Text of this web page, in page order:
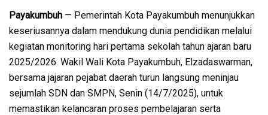
Payakumbuh — Pemerintah Kota Payakumbuh menunjukkan
keseriusannya dalam mendukung dunia pendidikan melalui
kegiatan monitoring hari pertama sekolah tahun ajaran baru
2025/2026. Wakil Wali Kota Payakumbuh, Elzadaswarman,
bersama jajaran pejabat daerah turun langsung meninjau
sejumlah SDN dan SMPN, Senin (14/7/2025), untuk
memastikan kelancaran proses pembelajaran serta